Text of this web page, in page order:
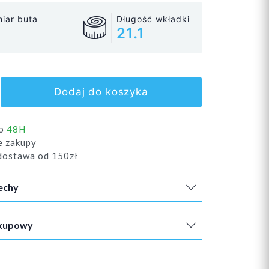
buta Długość wkładki
21.1
Dodaj do koszyka
48H
zakupy
od 150zł